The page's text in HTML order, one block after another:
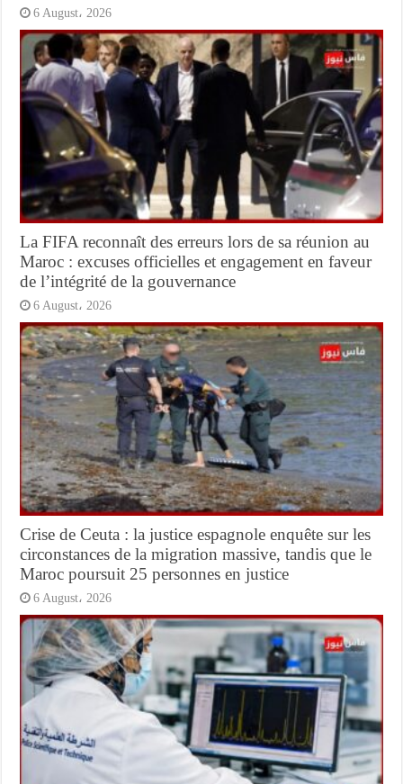
6 August، 2026
La FIFA reconnaît des erreurs lors de sa réunion au
Maroc : excuses officielles et engagement en faveur
de l’intégrité de la gouvernance
6 August، 2026
Crise de Ceuta : la justice espagnole enquête sur les
circonstances de la migration massive, tandis que le
Maroc poursuit 25 personnes en justice
6 August، 2026